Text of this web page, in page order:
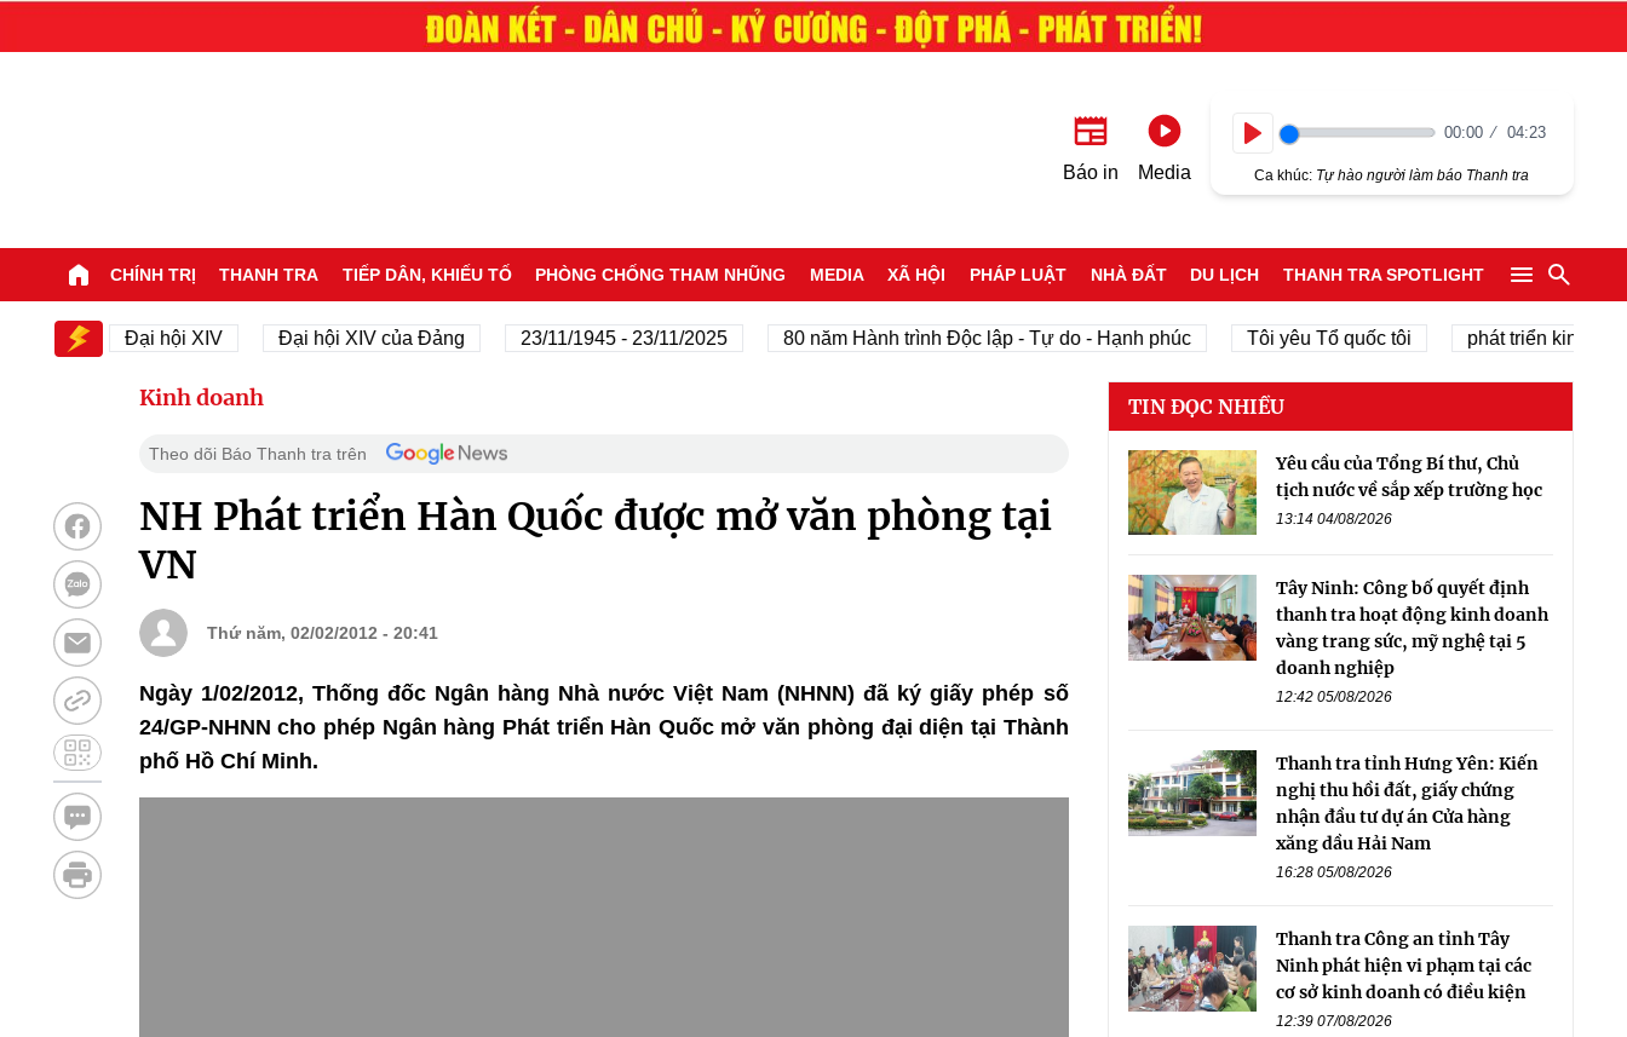
Báo in Media
00:00 04:23
Ca khúc: Tự hào người làm báo Thanh tra
CHÍNH TRỊ THANH TRA TIẾP DÂN, KHIẾU TỐ PHÒNG CHỐNG THAM NHŨNG MEDIA XÃ HỘI PHÁP LUẬT NHÀ ĐẤT DU LỊCH THANH TRA SPOTLIGHT
Đại hội XIV Đại hội XIV của Đảng 23/11/1945 - 23/11/2025 80 năm Hành trình Độc lập - Tự do - Hạnh phúc Tôi yêu Tổ quốc tôi phát triển kinh tế tư nhân
Kinh doanh
Theo dõi Báo Thanh tra trên
NH Phát triển Hàn Quốc được mở văn phòng tại
VN
Thứ năm, 02/02/2012 - 20:41
Ngày 1/02/2012, Thống đốc Ngân hàng Nhà nước Việt Nam (NHNN) đã ký giấy phép số
24/GP-NHNN cho phép Ngân hàng Phát triển Hàn Quốc mở văn phòng đại diện tại Thành
phố Hồ Chí Minh.
TIN ĐỌC NHIỀU
Yêu cầu của Tổng Bí thư, Chủ
tịch nước về sắp xếp trường học
13:14 04/08/2026
Tây Ninh: Công bố quyết định
thanh tra hoạt động kinh doanh
vàng trang sức, mỹ nghệ tại 5
doanh nghiệp
12:42 05/08/2026
Thanh tra tỉnh Hưng Yên: Kiến
nghị thu hồi đất, giấy chứng
nhận đầu tư dự án Cửa hàng
xăng dầu Hải Nam
16:28 05/08/2026
Thanh tra Công an tỉnh Tây
Ninh phát hiện vi phạm tại các
cơ sở kinh doanh có điều kiện
12:39 07/08/2026